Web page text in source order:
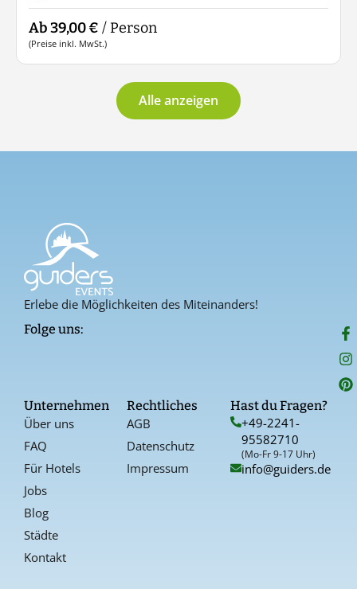
Ab 39,00 € / Person
(Preise inkl. MwSt.)
Alle anzeigen
Erlebe die Möglichkeiten des Miteinanders!
Folge uns: F
a
c
e
b
I
n
s
t
a
P
i
n
t
e
Unternehmen
Über uns
FAQ
Für Hotels
Jobs
Blog
Städte
Kontakt
Rechtliches
AGB
Datenschutz
Impressum
Hast du Fragen?
+49-2241-
95582710
(Mo-Fr 9-17 Uhr)
info@guiders.de